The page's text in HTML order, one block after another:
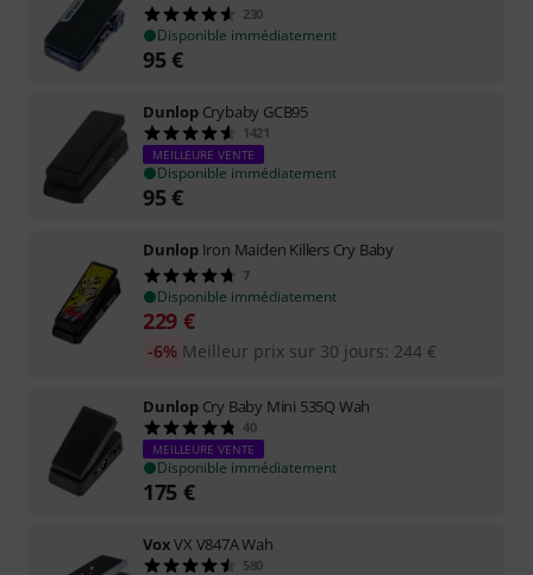
230
Disponible immédiatement
95€
Dunlop Crybaby GCB95
1421
MEILLEURE VENTE
Disponible immédiatement
95€
Dunlop Iron Maiden Killers Cry Baby
7
Disponible immédiatement
229 €
Meilleur prix sur 30 jours: 244 €
-6%
Dunlop Cry Baby Mini 535Q Wah
40
MEILLEURE VENTE
Disponible immédiatement
175 €
VoxVX V847A Wah
580